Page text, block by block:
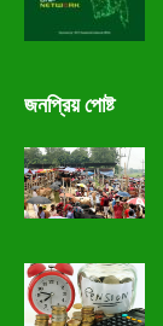
জনপ্রিয় পোষ্ট